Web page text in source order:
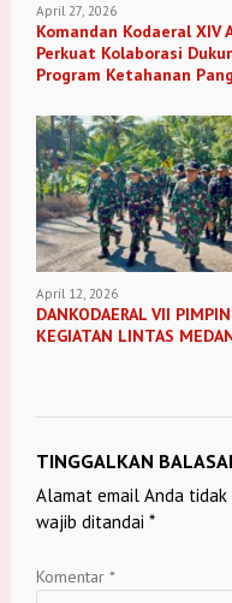
April 27, 2026
Komandan Kodaeral XIV
Perkuat Kolaborasi
Program Ketahanan
April 12, 2026
DANKODAERAL VII PIMPIN
KEGIATAN LINTAS
TINGGALKAN
Alamat email Anda tidak
wajib ditandai *
Komentar *